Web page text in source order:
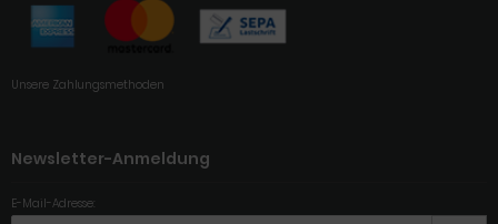
Unsere Zahlungsmethoden
Newsletter-Anmeldung
E-Mail-Adresse: